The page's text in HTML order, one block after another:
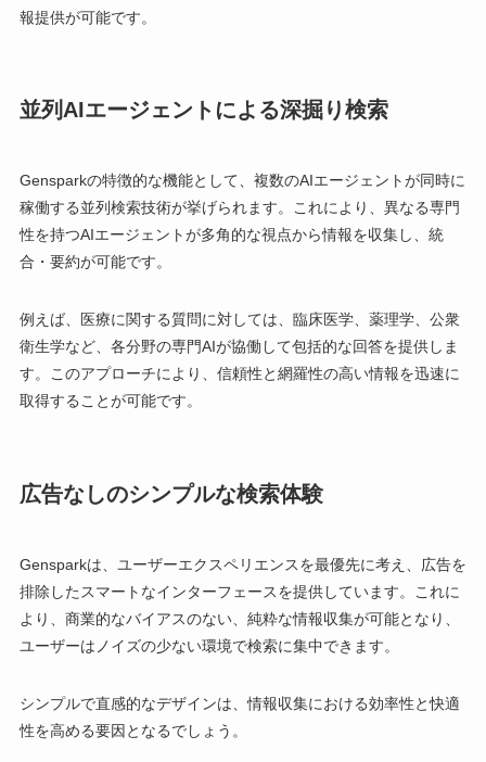
報提供が可能です。
並列AIエージェントによる深掘り検索
Gensparkの特徴的な機能として、複数のAIエージェントが同時に
稼働する並列検索技術が挙げられます。これにより、異なる専門
性を持つAIエージェントが多角的な視点から情報を収集し、統
合・要約が可能です。
例えば、医療に関する質問に対しては、臨床医学、薬理学、公衆
衛生学など、各分野の専門AIが協働して包括的な回答を提供しま
す。このアプローチにより、信頼性と網羅性の高い情報を迅速に
取得することが可能です。
広告なしのシンプルな検索体験
Gensparkは、ユーザーエクスペリエンスを最優先に考え、広告を
排除したスマートなインターフェースを提供しています。これに
より、商業的なバイアスのない、純粋な情報収集が可能となり、
ユーザーはノイズの少ない環境で検索に集中できます。
シンプルで直感的なデザインは、情報収集における効率性と快適
性を高める要因となるでしょう。